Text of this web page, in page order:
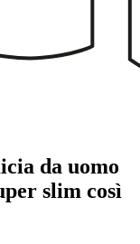
da uomo
slim così